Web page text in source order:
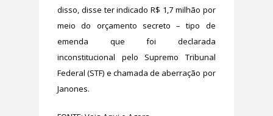
disso, disse ter indicado R$ 1,7 milhão por
meio do orçamento secreto – tipo de
emenda que foi declarada
inconstitucional pelo Supremo Tribunal
Federal (STF) e chamada de aberração por
Janones.